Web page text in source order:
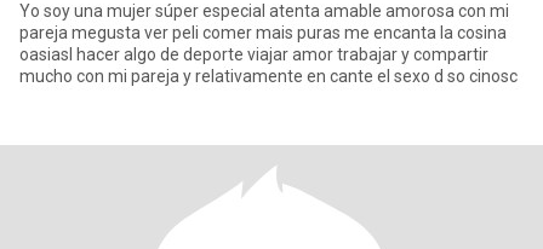
Yo soy una mujer súper especial atenta amable amorosa con mi
pareja megusta ver peli comer mais puras me encanta la cosina
oasiasl hacer algo de deporte viajar amor trabajar y compartir
mucho con mi pareja y relativamente en cante el sexo d so cinosc